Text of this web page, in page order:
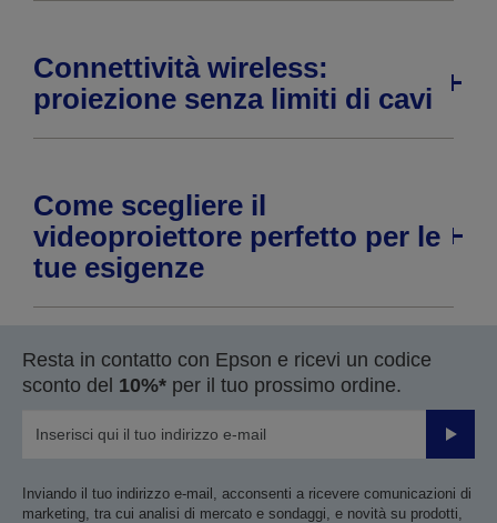
Connettività wireless:
proiezione senza limiti di cavi
Come scegliere il
videoproiettore perfetto per le
tue esigenze
Resta in contatto con Epson e ricevi un codice
sconto del 10%* per il tuo prossimo ordine.
Invia
Inviando il tuo indirizzo e-mail, acconsenti a ricevere comunicazioni di
marketing, tra cui analisi di mercato e sondaggi, e novità su prodotti,